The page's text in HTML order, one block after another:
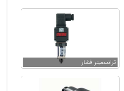
ترانسمیتر فشار